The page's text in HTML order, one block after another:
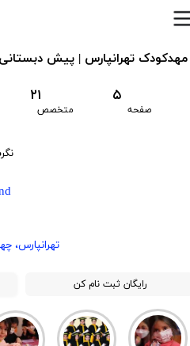
مهدکودک تهرانپارس | پیش
صفحه متخصص
۵ ۲۱
​تهرانپارس،
رایگان ثبت نام کن